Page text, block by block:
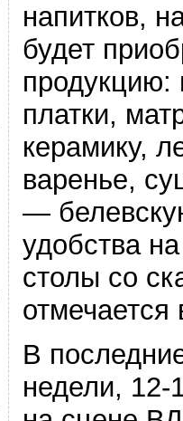
напитков,
будет
продукцию:
платки,
керамику,
варенье,
—
удобства
столы со
отмечается
В
недели, 12-